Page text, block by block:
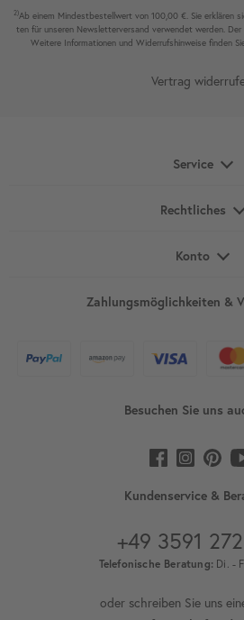
2)Ab einem Mindest­bestell­wert von 100,00 €. Sie erklären
ten für unseren News­letter­versand ver­wen­det werden.
Weitere Infor­mationen und Wider­rufshin­weise finden
Vertrag
Service
Rechtliches
Konto
Zahlungsmöglichkeiten &
Besuchen Sie uns
Kundenservice &
+49 3591
Telefonische Beratung: Di. -
oder schreiben Sie uns